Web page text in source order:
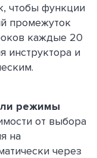
чтобы функции
промежуток
каждые 20
инструктора и
режимы
от выбора
на
через